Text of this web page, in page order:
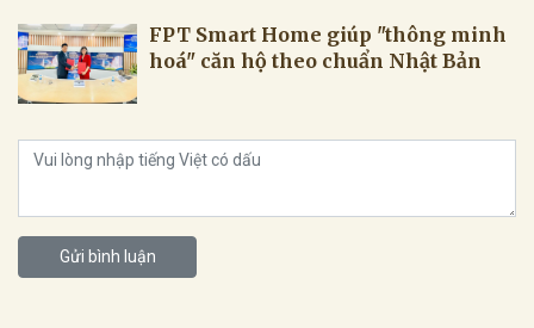
FPT Smart Home giúp "thông minh
hoá" căn hộ theo chuẩn Nhật Bản
Gửi bình luận